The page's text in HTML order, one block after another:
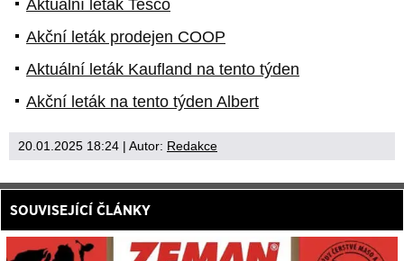
Aktuální leták Tesco
Akční leták prodejen COOP
Aktuální leták Kaufland na tento týden
Akční leták na tento týden Albert
20.01.2025 18:24 | Autor: Redakce
SOUVISEJÍCÍ ČLÁNKY